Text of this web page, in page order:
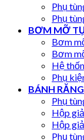
Phụ
Phụ
BƠM MỠ
Bơm
Bơm
Hệ
Phụ
BÁNH RĂNG
Phụ
Hộp
Hộp
Phụ